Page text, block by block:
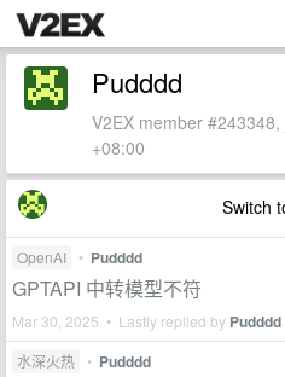
Pudddd
V2EX member
+08:00
Switch
OpenAI • Pudddd
GPTAPI 中转模型不符
Mar 30, 2025 • Lastly replied by Pudddd
水深火热 • Pudddd